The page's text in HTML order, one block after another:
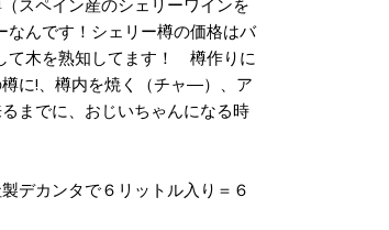
スペイン産のシェリーワインを
んです！シェリー樽の価格はバ
て木を熟知してます！ 樽作りに
に!、樽内を焼く（チャ―）、ア
までに、おじいちゃんになる時
デカンタで６リットル入り＝６